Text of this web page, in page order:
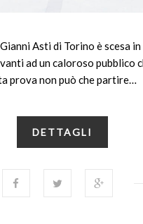
Asti di Torino è scesa
ad un caloroso pubblico
prova non può che partire…
DETTAGLI